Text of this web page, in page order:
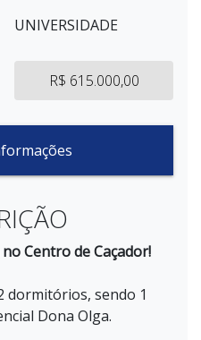
UNIVERSIDADE
R$ 615.000,00
Centro de Caçador!
dormitórios, sendo 1
Dona Olga.